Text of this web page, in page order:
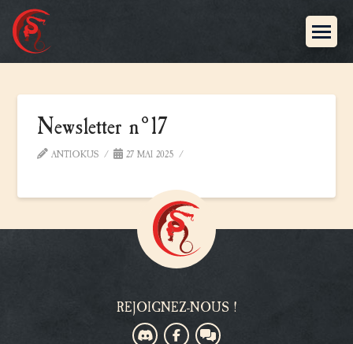
Newsletter n°17
ANTIOKUS 27 MAI 2025
REJOIGNEZ-NOUS !